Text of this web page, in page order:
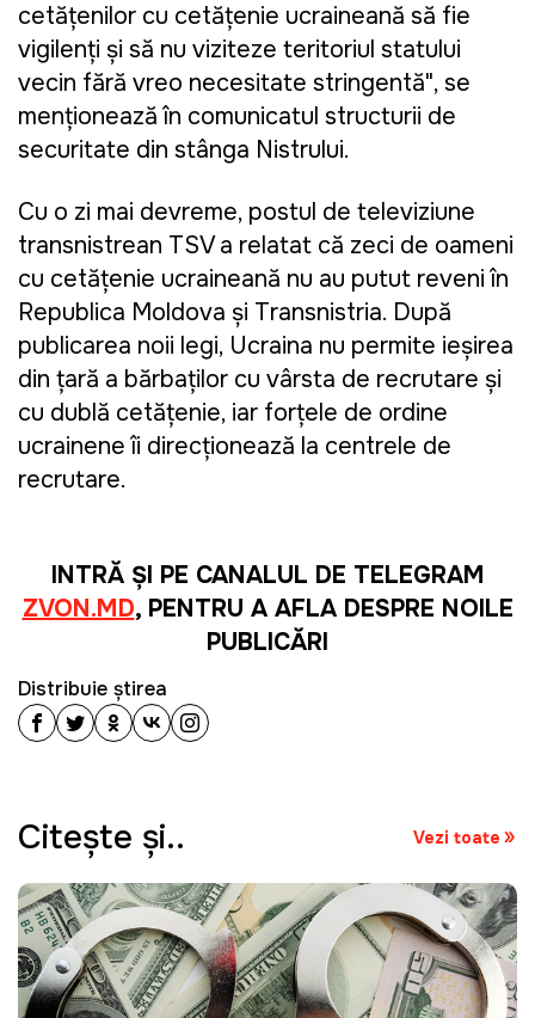
cetățenilor cu cetățenie ucraineană să fie
vigilenți și să nu viziteze teritoriul statului
vecin fără vreo necesitate stringentă", se
menționează în comunicatul structurii de
securitate din stânga Nistrului.
Cu o zi mai devreme, postul de televiziune
transnistrean TSV a relatat că zeci de oameni
cu cetățenie ucraineană nu au putut reveni în
Republica Moldova și Transnistria. După
publicarea noii legi, Ucraina nu permite ieșirea
din țară a bărbaților cu vârsta de recrutare și
cu dublă cetățenie, iar forțele de ordine
ucrainene îi direcționează la centrele de
recrutare.
INTRĂ ȘI PE CANALUL DE TELEGRAM
ZVON.MD, PENTRU A AFLA DESPRE NOILE
PUBLICĂRI
Distribuie știrea
Citeşte şi.. Vezi toate